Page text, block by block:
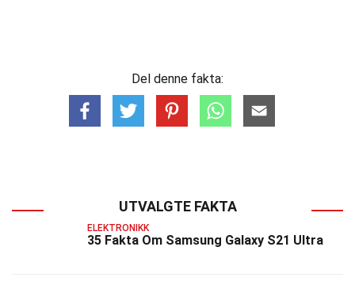
Del denne fakta:
UTVALGTE FAKTA
ELEKTRONIKK
35 Fakta Om Samsung Galaxy S21 Ultra